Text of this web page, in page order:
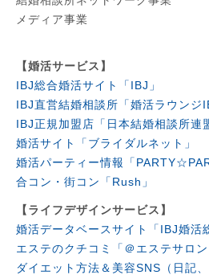
メディア事業
【婚活サービス】
IBJ総合婚活サイト「IBJ」
IBJ直営結婚相談所「婚活ラウンジ
IBJ正規加盟店「日本結婚相談所連
婚活サイト「ブライダルネット」
婚活パーティー情報「
合コン・街コン「Rush」
【ライフデザインサービス】
婚活データベースサイト「IBJ婚活
エステのクチコミ「＠エステサロン
ダイエット方法＆美容SNS（日記